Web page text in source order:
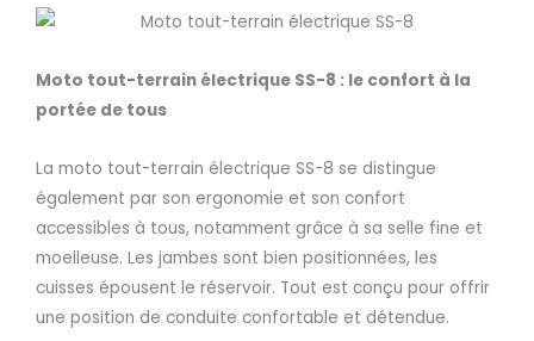
Moto tout-terrain électrique SS-8 : le confort à la
portée de tous
La moto tout-terrain électrique SS-8 se distingue
également par son ergonomie et son confort
accessibles à tous, notamment grâce à sa selle fine et
moelleuse. Les jambes sont bien positionnées, les
cuisses épousent le réservoir. Tout est conçu pour offrir
une position de conduite confortable et détendue.